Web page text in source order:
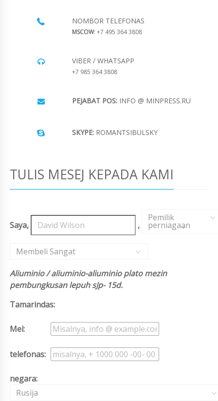
NOMBOR TELEFONAS
MSCOW: +7 495 364 3808
VIBER / WHATSAPP
+7 985 364 3808
PEJABAT POS: INFO @ MINPRESS.RU
SKYPE: ROMANTSIBULSKY
TULIS MESEJ KEPADA KAMI
Saya, ,
Pemilik
perniagaan
,
Membeli Sangat
Aliuminio / aliuminio-aliuminio plato mezin
pembungkusan lepuh sJp- 15d.
Tamarindas:
Mel:
telefonas:
negara:
Rusija